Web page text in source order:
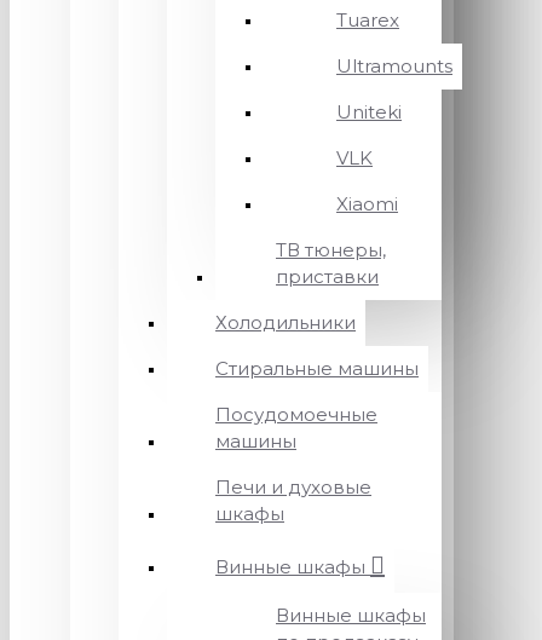
Tuarex
Ultramounts
Uniteki
VLK
Xiaomi
ТВ тюнеры,
приставки
Холодильники
Стиральные машины
Посудомоечные
машины
Печи и духовые
шкафы
Винные шкафы
Винные шкафы